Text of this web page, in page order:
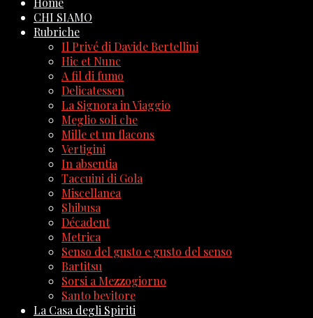
CHI SIAMO
Rubriche
Il Privé di Davide Bertellini
Hic et Nunc
A fil di fumo
Delicatessen
La Signora in Viaggio
Meglio soli che
Mille et un flacons
Vertigini
In absentia
Taccuini di Gola
Miscellanea
Shibusa
Décadent
Metrica
Senso del gusto e gusto del senso
Bartitsu
Sorsi a Mezzogiorno
Santo bevitore
La Casa degli Spiriti